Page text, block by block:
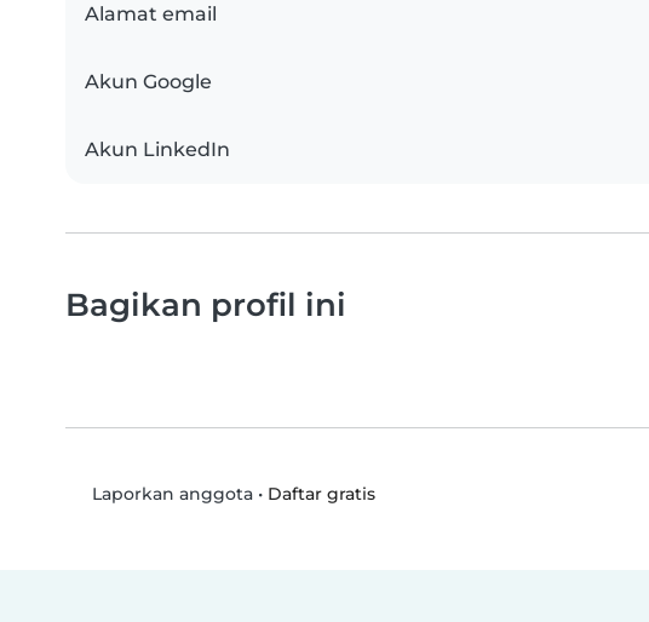
Alamat email
Akun Google
Akun LinkedIn
Bagikan profil ini
Laporkan anggota• Daftar gratis